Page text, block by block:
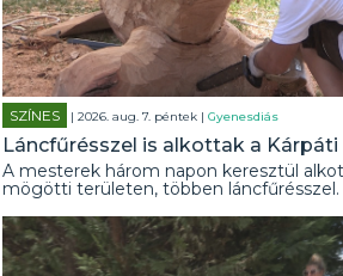
SZÍNES | 2026. aug. 7. péntek |Gyenesdiás
Láncfűrésszel is alkottak a Kárpáti
A mesterek három napon keresztül
mögötti területen, többen láncfűrésszel.